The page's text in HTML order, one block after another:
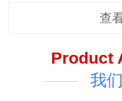
查
Product
我